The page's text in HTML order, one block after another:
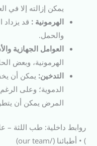
يمكن إزالته إلا في
الهرمونية : قد يزداد
والحمل.
العوامل الجهازية
الهرمونية، وبعض
التدخين: يمكن أن
الدموية؛ وعلى
المرض يمكن أن
) • أطبائنا (/our team)